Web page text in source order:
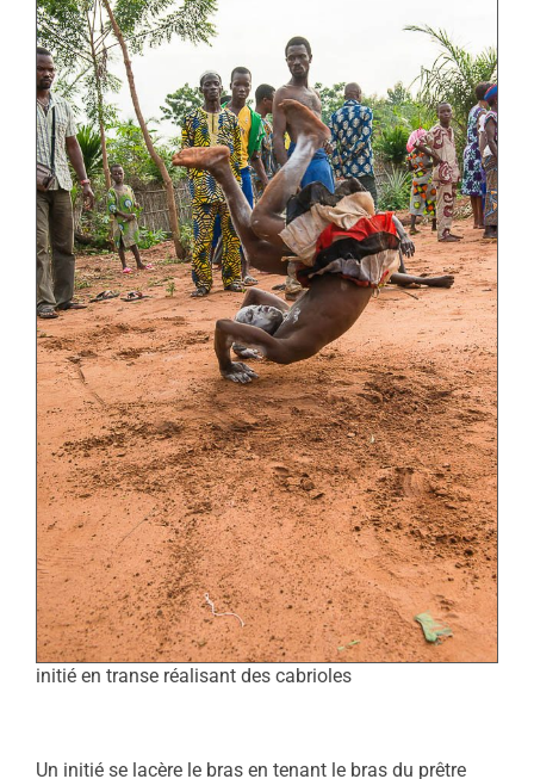
initié en transe réalisant des cabrioles
Un initié se lacère le bras en tenant le bras du prêtre